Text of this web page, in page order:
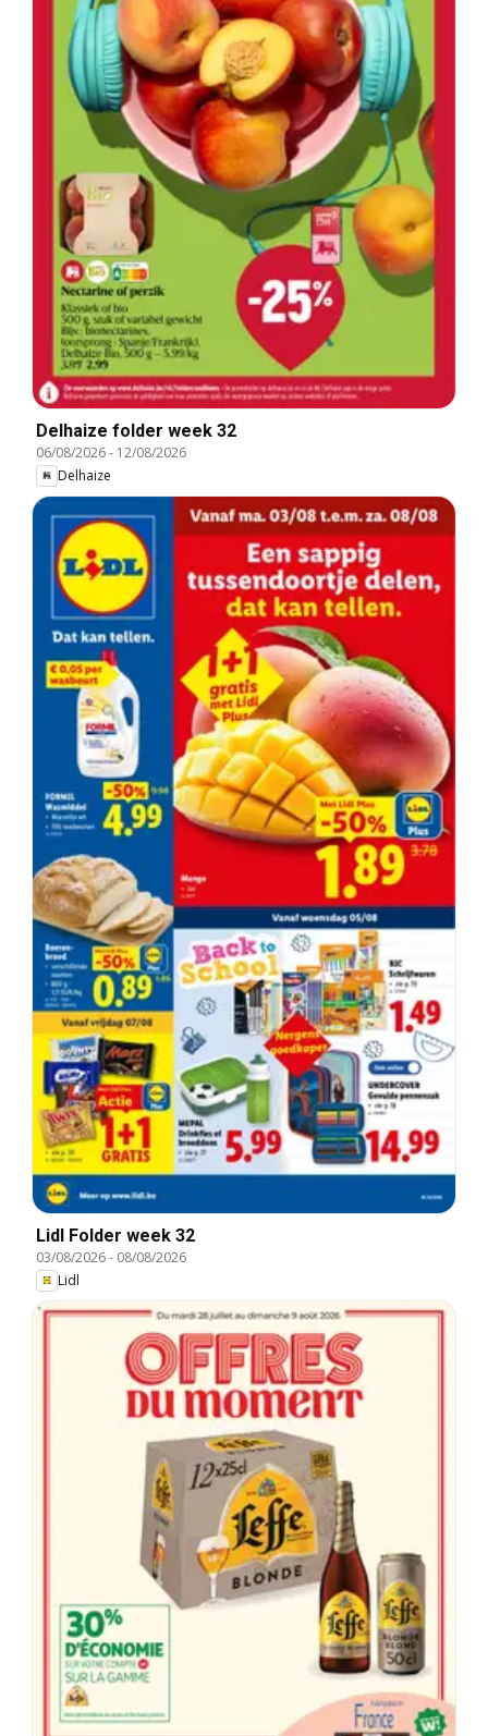
Delhaize folder week 32
06/08/2026- 12/08/2026
Delhaize
Lidl Folder week 32
03/08/2026- 08/08/2026
Lidl